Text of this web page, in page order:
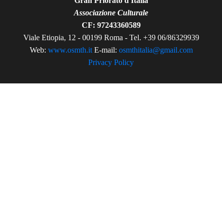
Associazione Culturale
CF: 97243360589
Viale Etiopia, 12 - 00199 Roma - Tel. +39 06/86329939
Web: www.osmth.itE-mail: osmthitalia@gmail.com
Privacy Policy